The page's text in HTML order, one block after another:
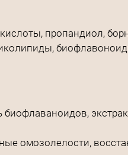
пропандиол,
омозолелости,